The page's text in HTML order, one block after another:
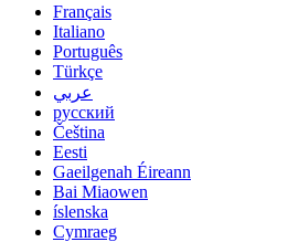
Français
Italiano
Português
Türkçe
عربي
русский
Čeština
Eesti
Gaeilgenah Éireann
Bai Miaowen
íslenska
Cymraeg